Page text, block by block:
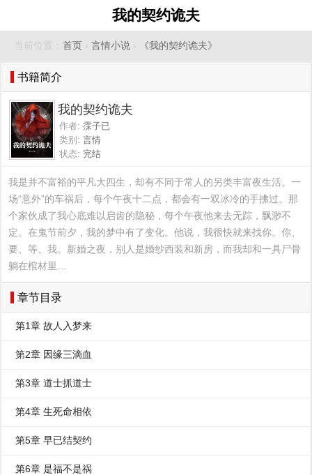
我的契约诡夫
当前位置： 首页 › 言情小说 › 《我的契约诡夫》
书籍简介
我的契约诡夫
作者: 霂子已
类别: 言情
状态: 完结
我是并不富裕的平凡大四生，却有不同于常人的另类丰富夜生活。一
场“意外”的车祸后，每个午夜十二点，都会有一双冰冷的手拂过。那
个家伙成了我心底难以启齿的隐秘，每个午夜他来去无踪，飘渺不
定。在鬼节前夕，我的梦中有了变化。他说，我很快就来找你。你、
要、等、我。新婚之夜，别人是婚纱西装和新房，而我却和一具尸骨
躺在棺材里…
章节目录
第1章 故人入梦来
第2章 因缘三滴血
第3章 道士抓道士
第4章 生死命相依
第5章 早已结契约
第6章 是福不是祸